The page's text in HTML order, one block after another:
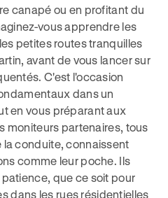
canapé ou en profitant du
vous apprendre les
petites routes tranquilles
avant de vous lancer sur
C'est l'occasion
dans un
en vous préparant aux
moniteurs partenaires, tous
conduite, connaissent
comme leur poche. Ils
que ce soit pour
dans les rues résidentielles